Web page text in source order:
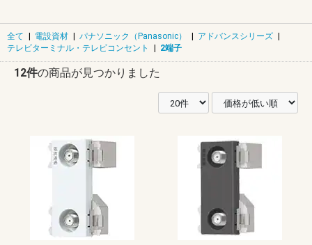
全て | 電設資材 | パナソニック（Panasonic） | アドバンスシリーズ |
テレビターミナル・テレビコンセント
| 2端子
12件の商品が見つかりました